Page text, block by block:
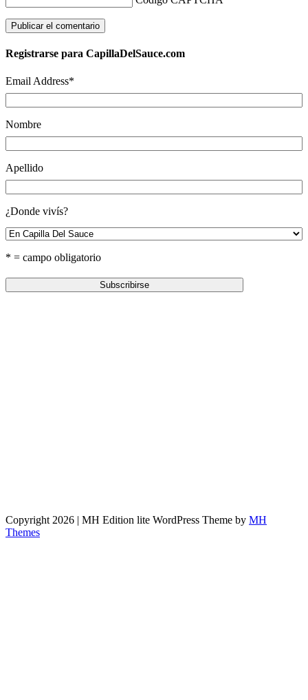
Registrarse para CapillaDelSauce.com
Email Address*
Nombre
Apellido
¿Donde vivís?
* = campo obligatorio
Copyright 2026 | MH Edition lite WordPress Theme by MH
Themes